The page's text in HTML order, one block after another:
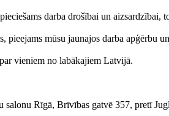
darba drošībai un aizsardzībai,
pieejams mūsu jaunajos darba apģērbu
vieniem no labākajiem Latvijā.
salonu Rīgā, Brīvības gatvē 357, pretī